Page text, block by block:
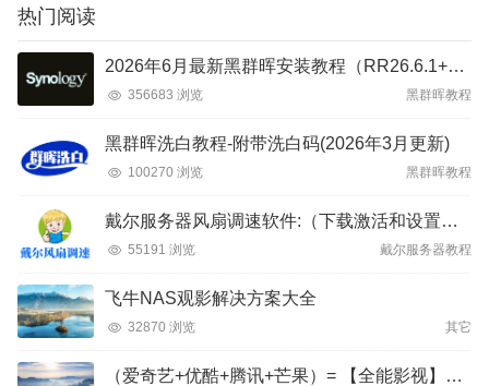
热门阅读
2026年6月最新黑群晖安装教程（RR26.6.1+DSM7.4）
356683 浏览 黑群晖教程
黑群晖洗白教程-附带洗白码(2026年3月更新)
100270 浏览 黑群晖教程
戴尔服务器风扇调速软件:（下载激活和设置教程）
55191 浏览 戴尔服务器教程
飞牛NAS观影解决方案大全
32870 浏览 其它
（爱奇艺+优酷+腾讯+芒果）= 【全能影视】APP